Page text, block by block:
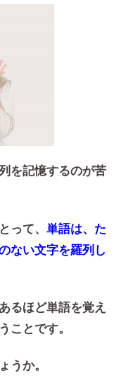
を記憶するのが苦
って、 単語は、た
ない文字を羅列し
るほど単語を覚え
ことです。
うか。